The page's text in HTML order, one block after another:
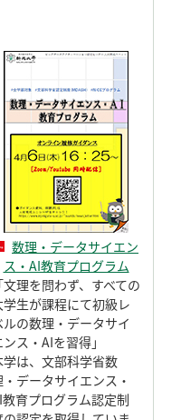
数理・データサイエン
ス・AI教育プログラム
「文理を問わず、すべての
学生が課程にて初級レ
ルの数理・データサイ
ンス・AIを習得」
学は、文部科学省数
・データサイエンス・
育プログラム認定制